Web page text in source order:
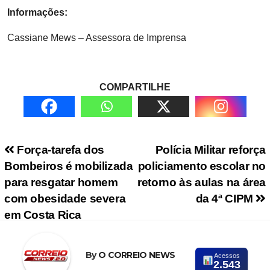
Informações:
Cassiane Mews – Assessora de Imprensa
COMPARTILHE
Navegação de PostPolícia Militar reforça
policiamento escolar no
retorno às aulas na área
da 4ª CIPM
Força-tarefa dos
Bombeiros é mobilizada
para resgatar homem
com obesidade severa
em Costa Rica
ByO CORREIO NEWS Acessos
2.543